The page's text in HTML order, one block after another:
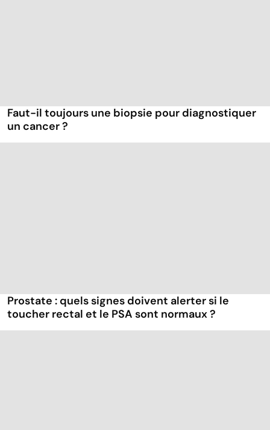
Faut-il toujours une biopsie pour diagnostiquer
un cancer ?
Prostate : quels signes doivent alerter si le
toucher rectal et le PSA sont normaux ?